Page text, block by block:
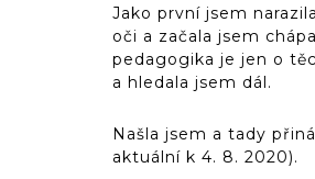
Jako první jsem
oči a začala jsem
pedagogika je jen o
a hledala jsem dál.
Našla jsem a tady
aktuální k 4. 8. 2020).